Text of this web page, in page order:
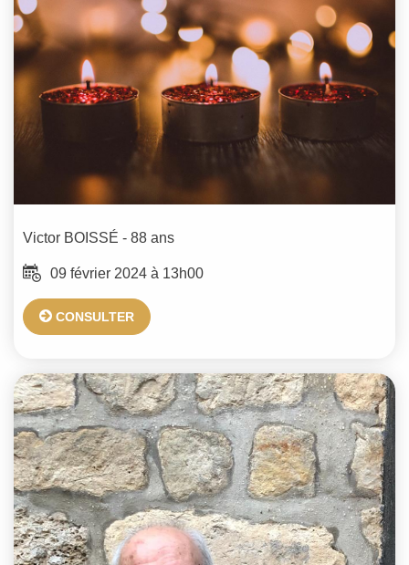
Victor BOISSÉ - 88 ans
09 février 2024 à 13h00
CONSULTER